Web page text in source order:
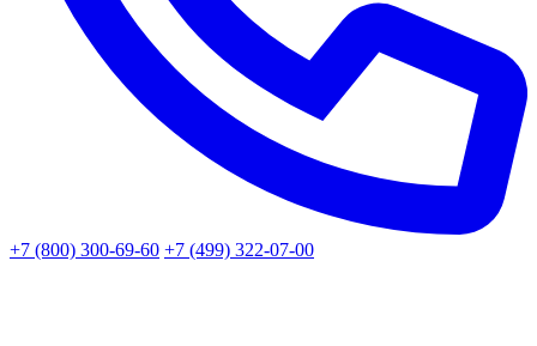
+7 (800) 300-69-60 +7 (499) 322-07-00